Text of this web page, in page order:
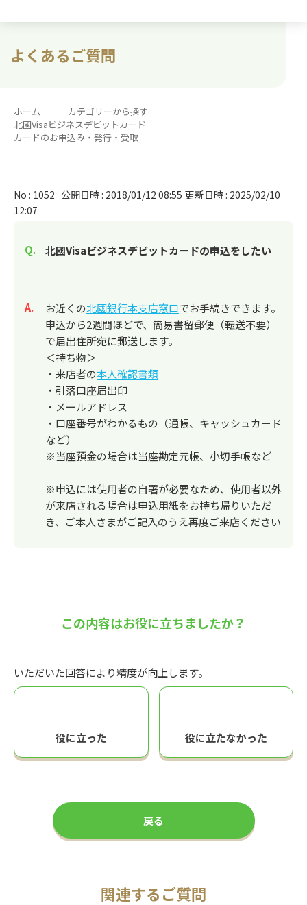
よくあるご質問
ホーム カテゴリーから探す
北國Visaビジネスデビットカード
カードのお申込み・発行・受取
No : 1052 公開日時 : 2018/01/12 08:55 更新日時 : 2025/02/10
12:07
北國Visaビジネスデビットカードの申込をしたい
回答
お近くの北國銀行本支店窓口でお手続きできます。
申込から2週間ほどで、簡易書留郵便（転送不要）
で届出住所宛に郵送します。
＜持ち物＞
・来店者の本人確認書類
・引落口座届出印
・メールアドレス
・口座番号がわかるもの（通帳、キャッシュカード
など）
※当座預金の場合は当座勘定元帳、小切手帳など
※申込には使用者の自署が必要なため、使用者以外
が来店される場合は申込用紙をお持ち帰りいただ
き、ご本人さまがご記入のうえ再度ご来店ください
この内容はお役に立ちましたか？
いただいた回答により精度が向上します。
役に立った 役に立たなかった
戻る
関連するご質問